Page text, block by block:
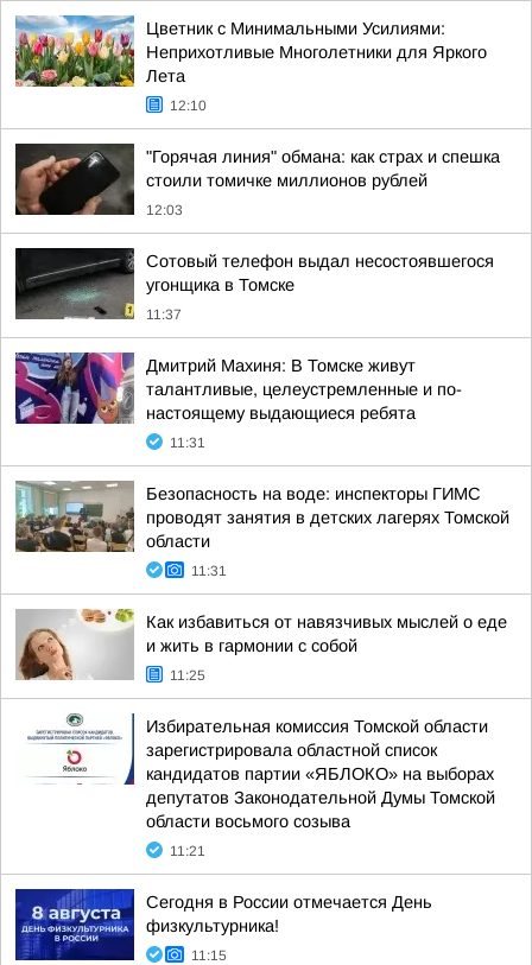
Цветник с Минимальными Усилиями:
Неприхотливые Многолетники для Яркого
Лета
12:10
"Горячая линия" обмана: как страх и спешка
стоили томичке миллионов рублей
12:03
Сотовый телефон выдал несостоявшегося
угонщика в Томске
11:37
Дмитрий Махиня: В Томске живут
талантливые, целеустремленные и по-
настоящему выдающиеся ребята
11:31
Безопасность на воде: инспекторы ГИМС
проводят занятия в детских лагерях Томской
области
11:31
Как избавиться от навязчивых мыслей о еде
и жить в гармонии с собой
11:25
Избирательная комиссия Томской области
зарегистрировала областной список
кандидатов партии «ЯБЛОКО» на выборах
депутатов Законодательной Думы Томской
области восьмого созыва
11:21
Сегодня в России отмечается День
физкультурника!
11:15